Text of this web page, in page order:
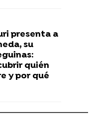
presenta a
su
quién
y por qué